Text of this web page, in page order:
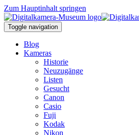
Zum Hauptinhalt springen
Toggle navigation
Blog
Kameras
Historie
Neuzugänge
Listen
Gesucht
Canon
Casio
Fuji
Kodak
Nikon